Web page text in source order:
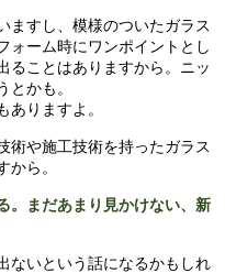
ますし、模様のついたガラス
ォーム時にワンポイントとし
ることはありますから。ニッ
とかも。
ありますよ。
術や施工技術を持ったガラス
から。
まだあまり見かけない、新
ないという話になるかもしれ